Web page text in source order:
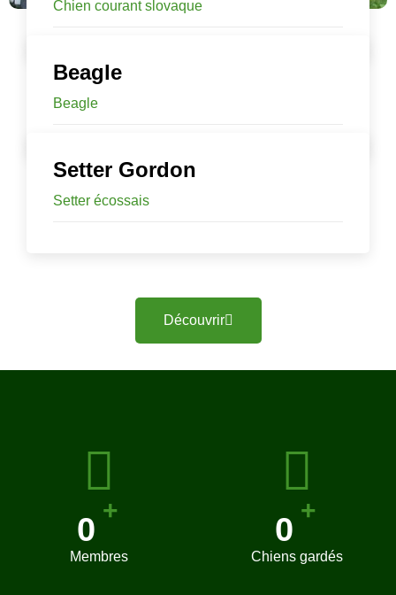
Chien courant slovaque
Beagle
Beagle
Setter Gordon
Setter écossais
Découvrir
0
+
Membres
0
+
Chiens gardés